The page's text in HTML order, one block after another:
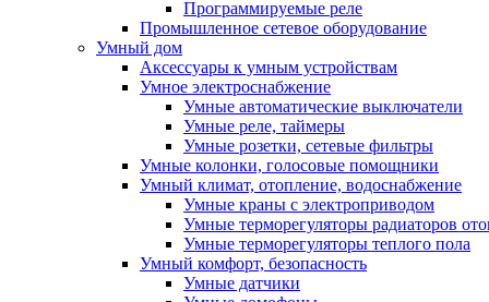
Программируемые реле
Промышленное сетевое оборудование
Умный дом
Аксессуары к умным устройствам
Умное электроснабжение
Умные автоматические выключатели
Умные реле, таймеры
Умные розетки, сетевые фильтры
Умные колонки, голосовые помощники
Умный климат, отопление, водоснабжение
Умные краны с электроприводом
Умные терморегуляторы радиаторов
Умные терморегуляторы теплого пола
Умный комфорт, безопасность
Умные датчики